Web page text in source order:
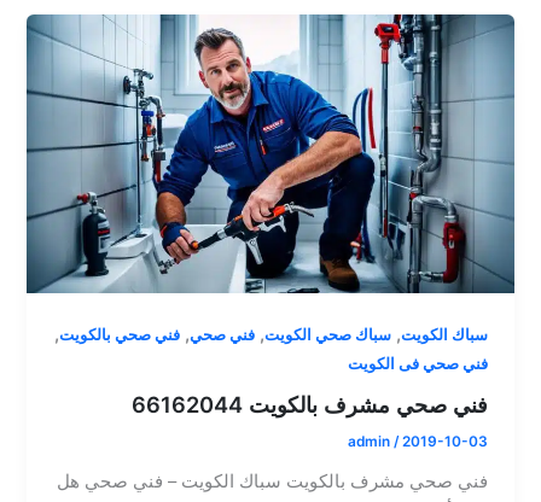
سباك الكويت,سباك صحي الكويت,فني صحي,فني صحي بالكويت,
فني صحي فى الكويت
فني صحي مشرف بالكويت 66162044
admin /2019-10-03
فني صحي مشرف بالكويت سباك الكويت – فني صحي هل